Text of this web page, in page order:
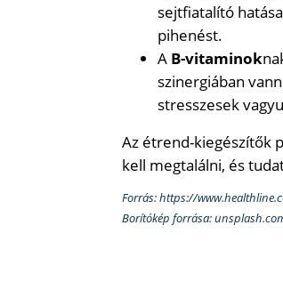
sejtfiatalító
pihenést.
A B-vitaminok
szinergiában
stresszesek
Az étrend-kiegészítők
kell megtalálni, és
Forrás: https://
Borítókép forrása: